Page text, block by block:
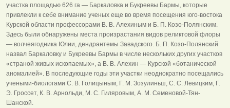
участка площадью 626 га — Баркаловка и Букреевы Бармы, которые
привлекли к себе внимание ученых еще во время посещения юго-востока
Курской области профессорами В. В. Алехиным и Б. П. Козо-Полянским.
Здесь были обнаружены места произрастания видов реликтовой флоры
— волчеягодника Юлии, дендрантемы Завадского. Б. П. Козо-Полянский
назвал Баркаловку и Букреевы Бармы в числе нескольких других участков
«страной живых ископаемых», а В. В. Алехин — Курской «ботанической
аномалией». В последующие годы эти участки неоднократно посещались
учеными-биологами С. В. Голицыным, Г. М. Зозулиньш, С. С. Левицким, Г.
Э. Гроссет, К. В. Арнольди, М. С. Гиляровым, А. М. Семеновой-Тян-
Шанской.